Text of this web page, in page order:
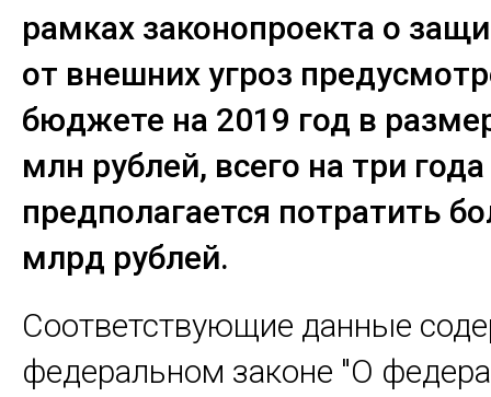
рамках законопроекта о
от внешних угроз
бюджете на 2019 год в
млн рублей, всего на три года
предполагается потратить
млрд рублей.
Соответствующие данные
федеральном законе "О